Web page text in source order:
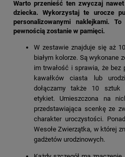
Warto przenieść ten zwyczaj
dziecka. Wykorzystaj te urocze
personalizowanymi naklejkami.
pewnością zostanie w pamięci.
W zestawie znajduje się aż
białym kolorze. Są wykonane
im trwałość i sprawia, że bez
kawałków ciasta lub
dołączamy także 10 sztuk
etykiet. Umieszczona na
przedstawiająca scenkę ze
charakter uroczystości.
Wesołe Zwierzątka, w której
gadżetów urodzinowych.